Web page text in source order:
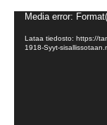
Videotoistin
Media error:
Lataa tiedosto: https://
1918-Syyt-